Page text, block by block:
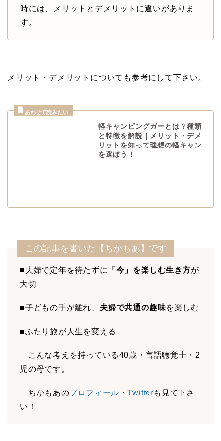
時には、メリットとデメリットに違いがありま
す。
メリット・デメリットについても参考にして下さい。
軽キャンピングガーとは？種類
と特徴を解説｜メリット・デメ
リットを知って理想の軽キャン
を選ぼう！
この記事を書いた【ちかもあ】です
■夫婦で定年を待たずに 「今」を楽しむ生き方が
大切
■子どもの手が離れ、 夫婦で共通の趣味を楽しむ
■ふたり旅が人生を変える
こんな考えを持っている40歳・言語聴覚士・2
児の母です。
ちかもあのプロフィール ・Twitter も見て下さ
い！